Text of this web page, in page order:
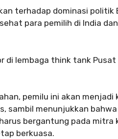
terhadap dominasi politik
para pemilih di India
di lembaga think tank
pemilu ini akan menjadi
sambil menunjukkan
bergantung pada mitra
berkuasa.